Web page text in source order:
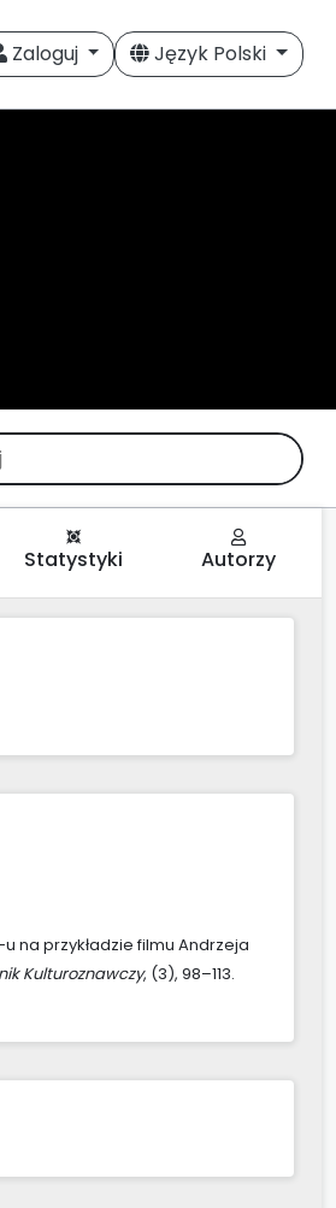
Zaloguj Język Polski
Statystyki Autorzy
na przykładzie filmu Andrzeja
Kulturoznawczy, (3), 98–113.